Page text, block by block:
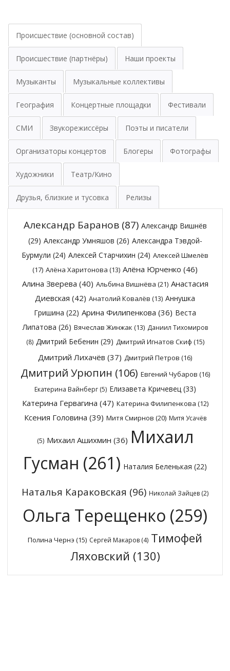
Происшествие (основной состав)
Происшествие (партнёры) Наши проекты
Музыканты Музыкальные коллективы
География Концертные площадки Фестивали
СМИ Звукорежиссёры Поэты и писатели
Организаторы концертов Блогеры Фотографы
Художники Театр/Кино
Друзья, близкие и тусовка Релизы
Александр Баранов(87) Александр Вишнёв
(29) Александр Умняшов (26) Александра Тэвдой-
Бурмули (24) Алексей Старчихин (24) Алексей Шмелёв
(17) Алёна Харитонова (13) Алёна Юрченко (46)
Алина Зверева (40) Альбина Вишнёва (21) Анастасия
Диевская (42) Анатолий Ковалёв (13) Аннушка
Гришина (22) Арина Филипенкова (36) Веста
Липатова (26) Вячеслав Жинжак (13) Даниил Тихомиров
(8) Дмитрий Бебенин (29) Дмитрий Игнатов Скиф (15)
Дмитрий Лихачёв (37) Дмитрий Петров (16)
Дмитрий Урюпин (106) Евгений Чубаров (16)
Екатерина Вайнберг(5) Елизавета Кричевец(33)
Катерина Гервагина (47) Катерина Филипенкова (12)
Ксения Головина (39) Митя Смирнов (20) Митя Усачёв
(5) Михаил Ашихмин (36) Михаил
Гусман (261) Наталия Беленькая (22)
Наталья Караковская (96) Николай Зайцев (2)
Ольга Терещенко (259)
Полина Чернэ (15) Сергей Макаров (4) Тимофей
Ляховский (130)